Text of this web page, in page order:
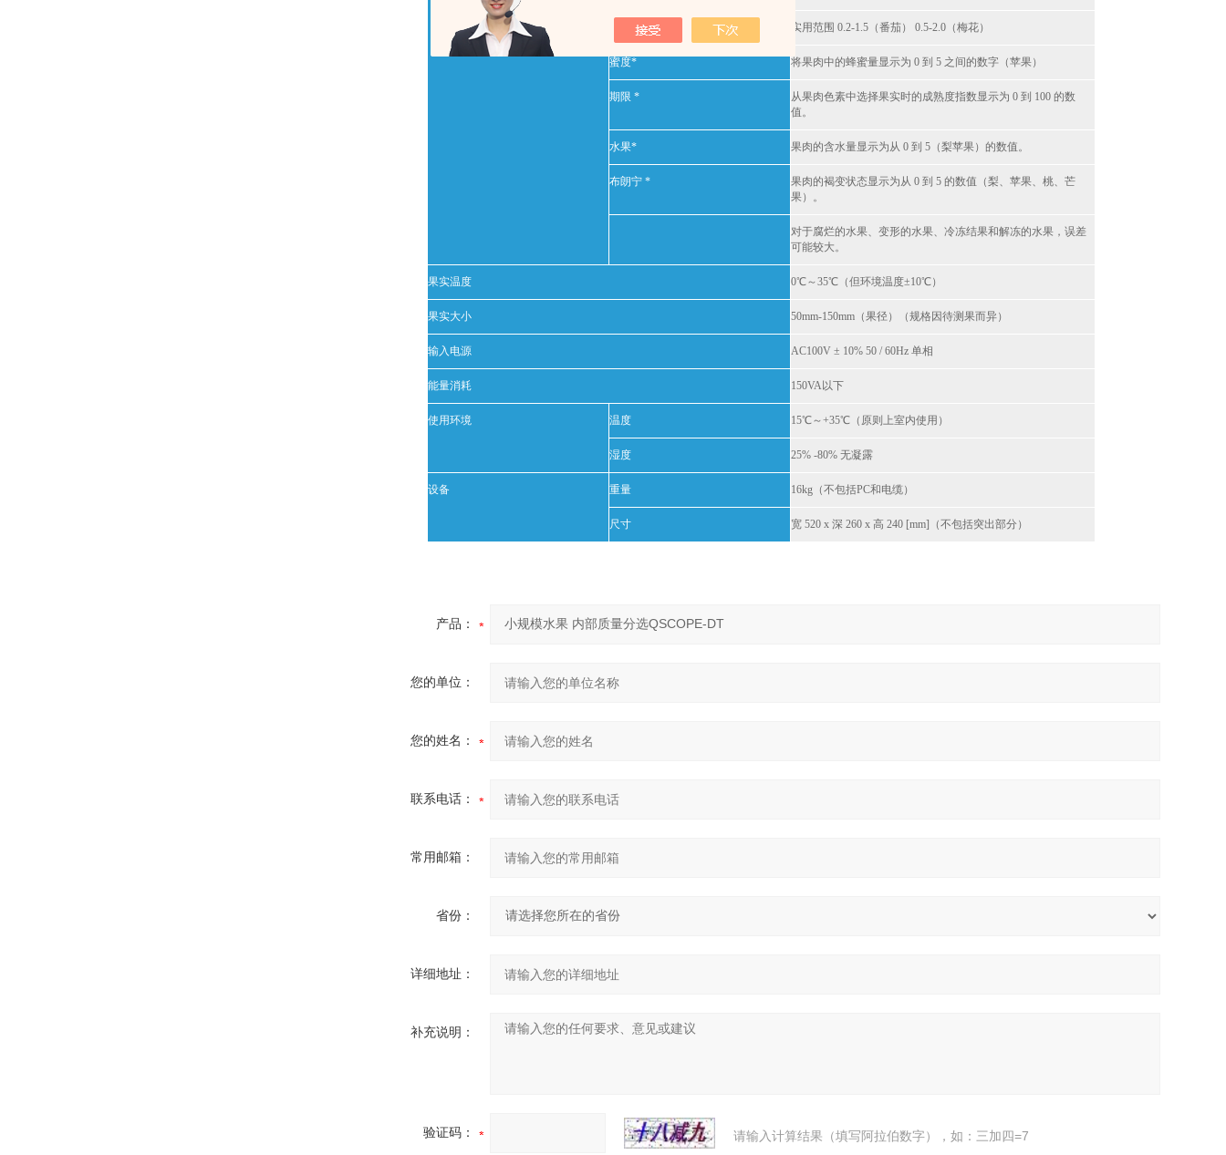
酸度（％） 实用范围 0.2-1.5（番茄） 0.5-2.0（梅花）
蜜度* 将果肉中的蜂蜜量显示为 0 到 5 之间的数字（苹果）
期限 *
从果肉色素中选择果实时的成熟度指数显示为 0 到 100 的数
值。
水果* 果肉的含水量显示为从 0 到 5（梨苹果）的数值。
布朗宁 *
果肉的褐变状态显示为从 0 到 5 的数值（梨、苹果、桃、芒
果）。
对于腐烂的水果、变形的水果、冷冻结果和解冻的水果，误差
可能较大。
果实温度 0℃～35℃（但环境温度±10℃）
果实大小 50mm-150mm（果径）（规格因待测果而异）
输入电源 AC100V ± 10% 50 / 60Hz 单相
能量消耗 150VA以下
使用环境 温度 15℃～+35℃（原则上室内使用）
湿度 25% -80% 无凝露
设备 重量 16kg（不包括PC和电缆）
尺寸 宽 520 x 深 260 x 高 240 [mm]（不包括突出部分）
产品：
您的单位：
您的姓名：
联系电话：
常用邮箱：
省份：
详细地址：
补充说明：
验证码： 请输入计算结果（填写阿拉伯数字），如：三加四=7